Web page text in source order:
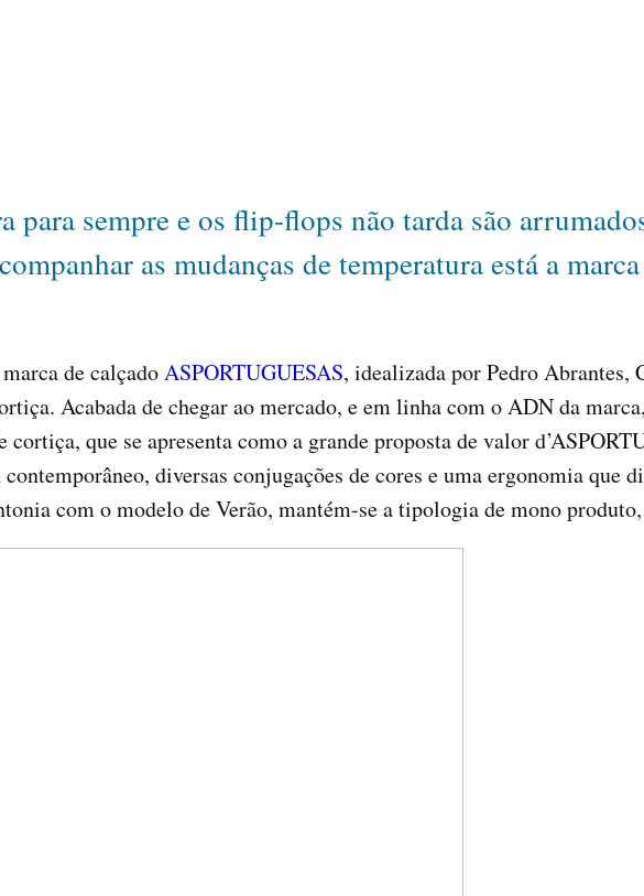
para sempre e os flip-flops não tarda são
as mudanças de temperatura está a
de calçadoASPORTUGUESAS, idealizada por Pedro Abrantes,
Acabada de chegar ao mercado, e em linha com o ADN da
cortiça, que se apresenta como a grande proposta de valor
diversas conjugações de cores e uma ergonomia que
com o modelo de Verão, mantém-se a tipologia de mono